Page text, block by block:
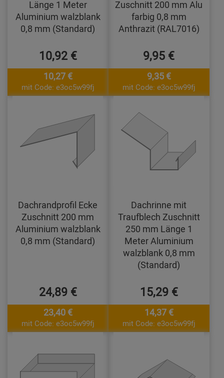
Länge 1 Meter
Aluminium walzblank
0,8 mm (Standard)
10,92 €
10,27 €
mit Code: e3oc5w99fj
Zuschnitt 200 mm Alu
farbig 0,8 mm
Anthrazit (RAL7016)
9,95 €
9,35 €
mit Code: e3oc5w99fj
Dachrandprofil Ecke
Zuschnitt 200 mm
Aluminium walzblank
0,8 mm (Standard)
24,89 €
23,40 €
mit Code: e3oc5w99fj
Dachrinne mit
Traufblech Zuschnitt
250 mm Länge 1
Meter Aluminium
walzblank 0,8 mm
(Standard)
15,29 €
14,37 €
mit Code: e3oc5w99fj